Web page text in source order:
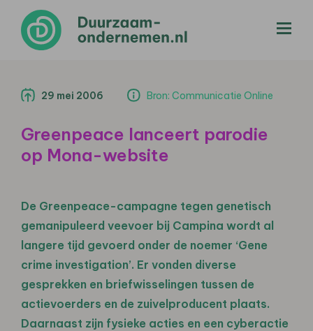
29 mei 2006 Bron: Communicatie Online
Greenpeace lanceert parodie
op Mona-website
De Greenpeace-campagne tegen genetisch
gemanipuleerd veevoer bij Campina wordt al
langere tijd gevoerd onder de noemer ‘Gene
crime investigation’. Er vonden diverse
gesprekken en briefwisselingen tussen de
actievoerders en de zuivelproducent plaats.
Daarnaast zijn fysieke acties en een cyberactie